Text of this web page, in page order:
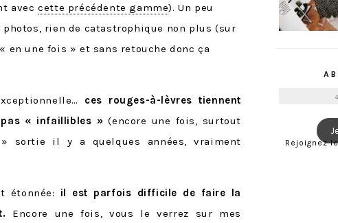
aveccette précédente gamme). Un peu
rien de catastrophique non plus (sur
en une fois » et sans retouche donc ça
ces rouges-à-lèvres tiennent
« infaillibles » (encore une fois, surtout
sortie il y a quelques années, vraiment
étonnée: il est parfois difficile de faire la
Encore une fois, vous le verrez sur mes
Rejoignez